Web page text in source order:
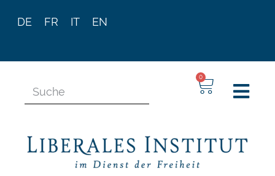
DE FR IT EN
0